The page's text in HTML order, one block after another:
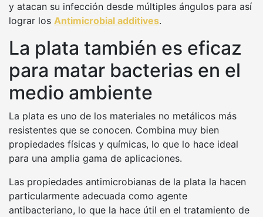
y atacan su infección desde múltiples ángulos para así
lograr los Antimicrobial additives.
La plata también es eficaz
para matar bacterias en el
medio ambiente
La plata es uno de los materiales no metálicos más
resistentes que se conocen. Combina muy bien
propiedades físicas y químicas, lo que lo hace ideal
para una amplia gama de aplicaciones.
Las propiedades antimicrobianas de la plata la hacen
particularmente adecuada como agente
antibacteriano, lo que la hace útil en el tratamiento de